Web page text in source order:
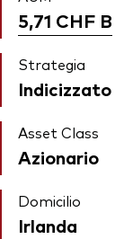
5,71 CHF B
Strategia
Indicizzato
Asset Class
Azionario
Domicilio
Irlanda